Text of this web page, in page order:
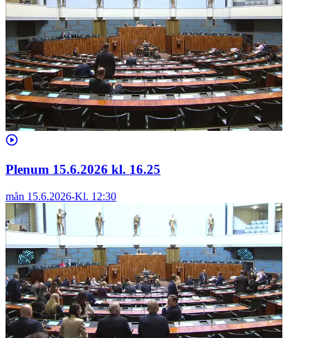
Plenum 15.6.2026 kl. 16.25
mån 15.6.2026-Kl. 12:30